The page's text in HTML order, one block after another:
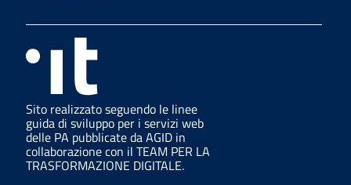
Sito realizzato seguendo le linee
guida di sviluppo per i servizi web
delle PA pubblicate da AGID in
collaborazione con il TEAM PER LA
TRASFORMAZIONE DIGITALE.